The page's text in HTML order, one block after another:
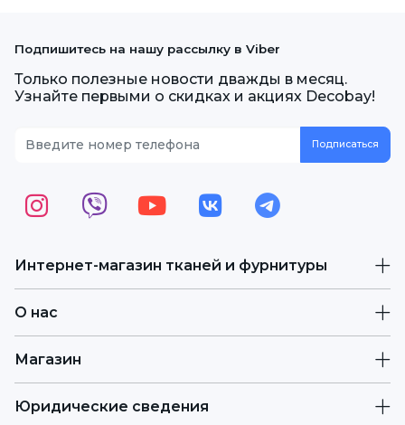
Интернет-магазин тканей и фурнитуры
О нас
Магазин
Юридические сведения
Подпишитесь на нашу рассылку в Viber
Только полезные новости дважды в месяц.
Узнайте первыми о скидках и акциях Decobay!